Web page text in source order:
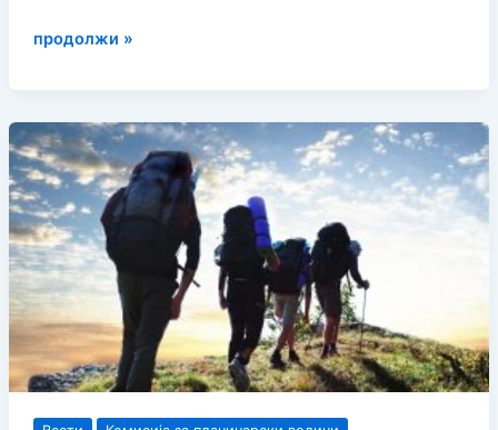
ДВИЖЕЊЕ
ВО
ЕСЕН
продолжи »